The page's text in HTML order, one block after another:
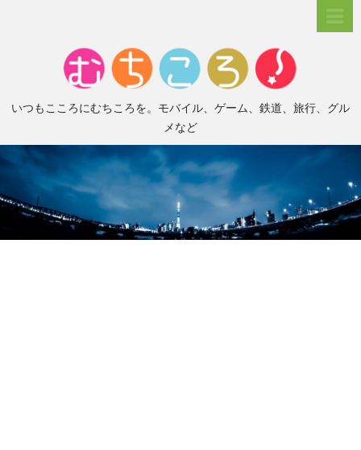
いつもこころにむちころを。モバイル、ゲーム、鉄道、旅行、グル
メなど